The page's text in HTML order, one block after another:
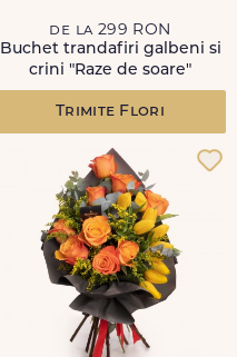
de la 299 RON
Buchet trandafiri galbeni si
crini "Raze de soare"
Trimite Flori